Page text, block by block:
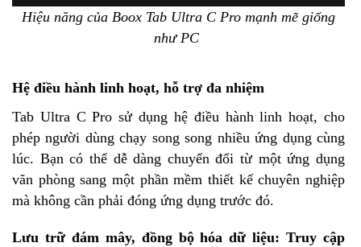
Hiệu năng của Boox Tab Ultra C Pro mạnh mẽ giống
như PC
Hệ điều hành linh hoạt, hỗ trợ đa nhiệm
Tab Ultra C Pro sử dụng hệ điều hành linh hoạt, cho
phép người dùng chạy song song nhiều ứng dụng cùng
lúc. Bạn có thể dễ dàng chuyển đổi từ một ứng dụng
văn phòng sang một phần mềm thiết kế chuyên nghiệp
mà không cần phải đóng ứng dụng trước đó.
Lưu trữ đám mây, đồng bộ hóa dữ liệu: Truy cập